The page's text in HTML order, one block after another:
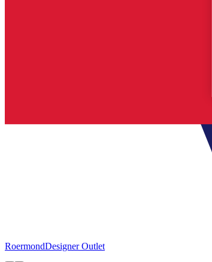
RoermondDesigner Outlet